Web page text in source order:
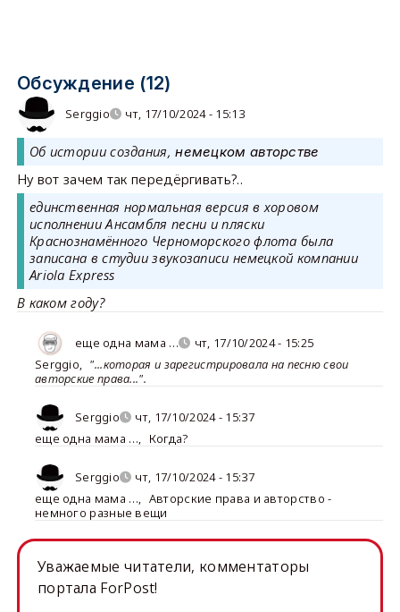
Обсуждение (12)
Serggio чт, 17/10/2024 - 15:13
Об истории создания,немецком авторстве
Ну вот зачем так передёргивать?..
единственная нормальная версия в хоровом
исполнении Ансамбля песни и пляски
Краснознамённого Черноморского флота была
записана в студии звукозаписи немецкой компании
Ariola Express
В каком году?
еще одна мама …
чт, 17/10/2024 - 15:25
Serggio
"...которая и зарегистрировала на песню свои
авторские права...".
Serggio
чт, 17/10/2024 - 15:37
еще одна мама …
Когда?
Serggio
чт, 17/10/2024 - 15:37
еще одна мама …
Авторские права и авторство -
немного разные вещи
Уважаемые читатели, комментаторы
портала ForPost!